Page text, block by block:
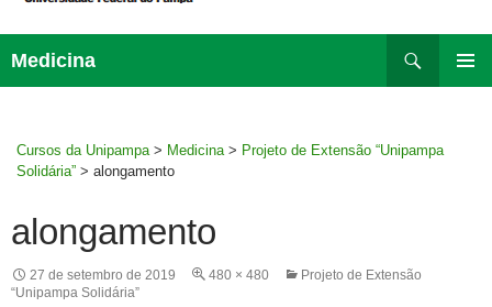
Medicina
para
Cursos da Unipampa > Medicina > Projeto de Extensão “Unipampa
Solidária” > alongamento
alongamento
27 de setembro de 2019 480 × 480
Projeto de Extensão
“Unipampa Solidária”